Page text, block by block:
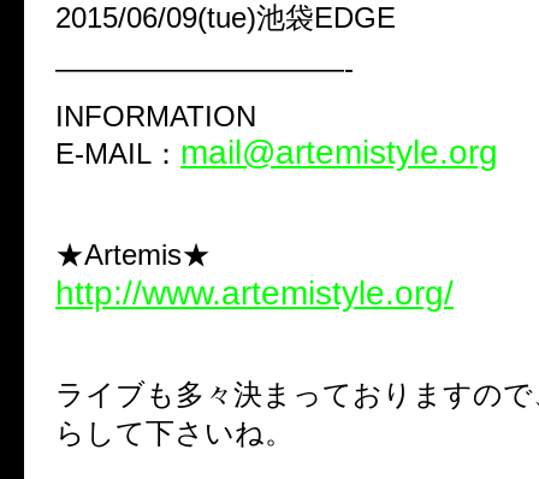
2015/06/09(tue)池袋EDGE
——————————-
INFORMATION
E-MAIL： mail@artemistyle.org
★Artemis★
http://www.artemistyle.org/
ライブも多々決まっておりますの
らして下さいね。